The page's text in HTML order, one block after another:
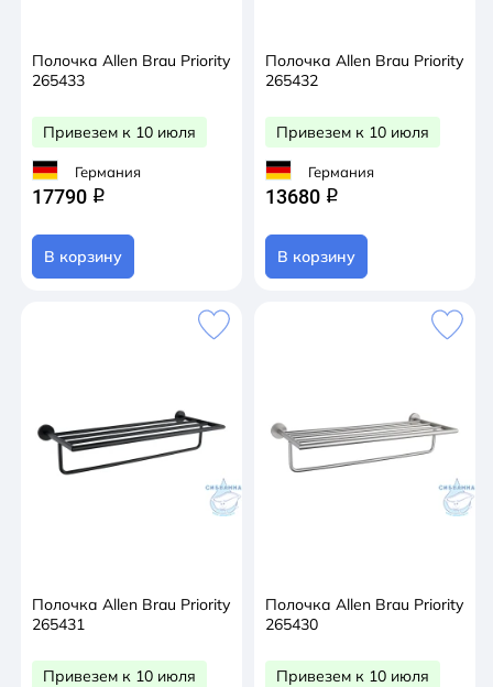
Полочка Allen Brau Priority
265433
Привезем к 10 июля
Германия
17790 q
В корзину
Полочка Allen Brau Priority
265432
Привезем к 10 июля
Германия
13680 q
В корзину
Полочка Allen Brau Priority
265431
Привезем к 10 июля
Полочка Allen Brau Priority
265430
Привезем к 10 июля